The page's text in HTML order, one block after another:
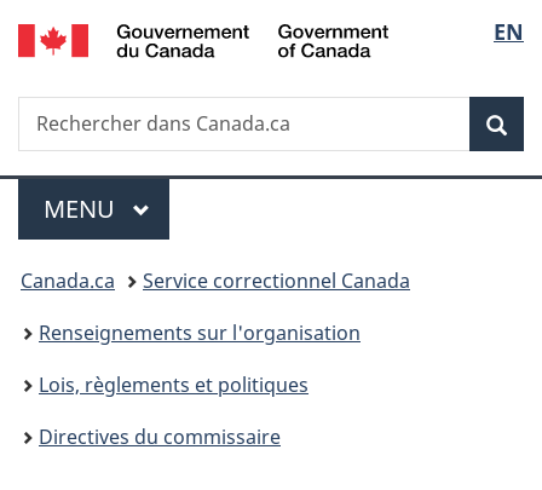
Passer
au
principal
Passer
à
Au
du
Passer
à
version
simplifiée
de
la
EN
Recherche
Rechercher
dans
Menu
MENU PRINCIPAL
Vous
êtes
ici :
Canada.ca
Service correctionnel Canada
Renseignements sur l'organisation
Lois, règlements et politiques
Directives du commissaire